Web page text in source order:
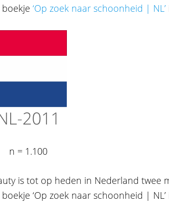
‘Op zoek naar schoonheid | NL’
n = 1.100
is tot op heden in Nederland twee
‘Op zoek naar schoonheid |